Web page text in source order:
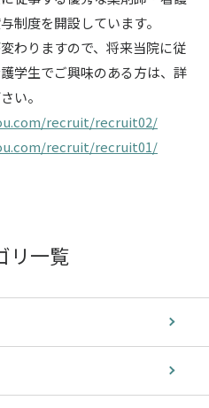
リ一覧
制度を開設しています。
わりますので、将来当院に従
学生でご興味のある方は、詳
い。
recruit/recruit02/
recruit/recruit01/